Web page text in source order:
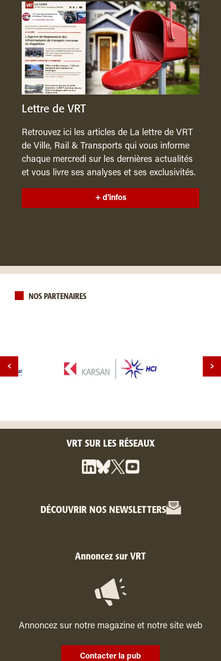
Lettre de VRT
Retrouvez ici les articles de La lettre de VRT
de Ville, Rail & Transports qui vous informe
chaque mercredi sur les dernières actualités
et vous livre ses analyses et ses exclusivités.
+ d'infos
NOS PARTENAIRES
VRT SUR LES RÉSEAUX
DÉCOUVRIR NOS NEWSLETTERS
Annoncez sur VRT
Annoncez sur notre magazine et notre site web
Contacter la pub